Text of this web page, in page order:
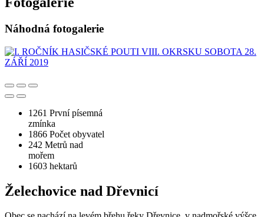
Náhodná fotogalerie
1261 První písemná
zmínka
1866 Počet obyvatel
242 Metrů nad
mořem
1603 hektarů
Želechovice nad Dřevnicí